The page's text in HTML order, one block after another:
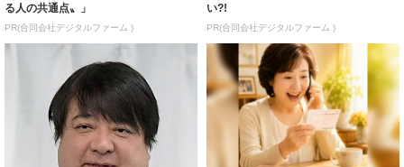
る人の共通点〟」
PR(合同会社デジタルファーム )
い?!
PR(合同会社デジタルファーム )